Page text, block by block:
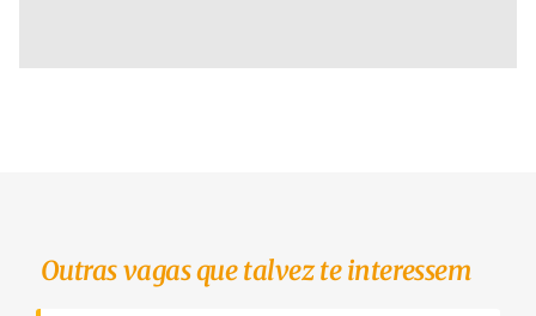
Outras vagas que talvez te interessem